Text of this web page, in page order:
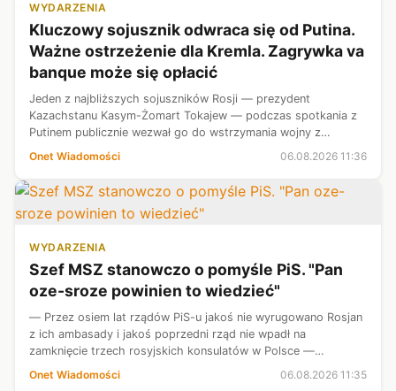
WYDARZENIA
Kluczowy sojusznik odwraca się od Putina.
Ważne ostrzeżenie dla Kremla. Zagrywka va
banque może się opłacić
Jeden z najbliższych sojuszników Rosji — prezydent
Kazachstanu Kasym-Żomart Tokajew — podczas spotkania z
Putinem publicznie wezwał go do wstrzymania wojny z
Ukrainą. Zrobił to, mimo że wiedział, iż spotka się to z furią
Onet Wiadomości 06.08.2026 11:36
WYDARZENIA
Szef MSZ stanowczo o pomyśle PiS. "Pan
oze-sroze powinien to wiedzieć"
— Przez osiem lat rządów PiS-u jakoś nie wyrugowano Rosjan
z ich ambasady i jakoś poprzedni rząd nie wpadł na
zamknięcie trzech rosyjskich konsulatów w Polsce —
powiedział na antenie Polskiego Radia szef MSZ Radosław
Onet Wiadomości 06.08.2026 11:35